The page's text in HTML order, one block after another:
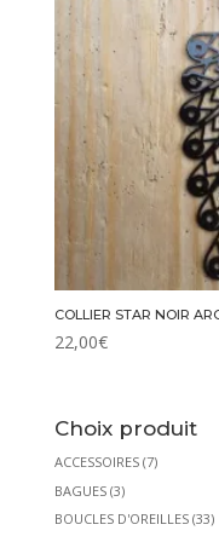
COLLIER STAR NOIR
22,00€
Choix produit
ACCESSOIRES (7)
BAGUES (3)
BOUCLES D'OREILLES (33)